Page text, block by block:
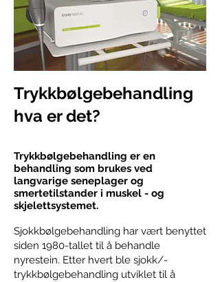
Trykkbølgebehandling
hva er det?
Trykkbølgebehandling er en
behandling som brukes ved
langvarige seneplager og
smertetilstander i muskel - og
skjelettsystemet.
Sjokkbølgebehandling har vært benyttet
siden 1980-tallet til å behandle
nyrestein. Etter hvert ble sjokk/-
trykkbølgebehandling utviklet til å